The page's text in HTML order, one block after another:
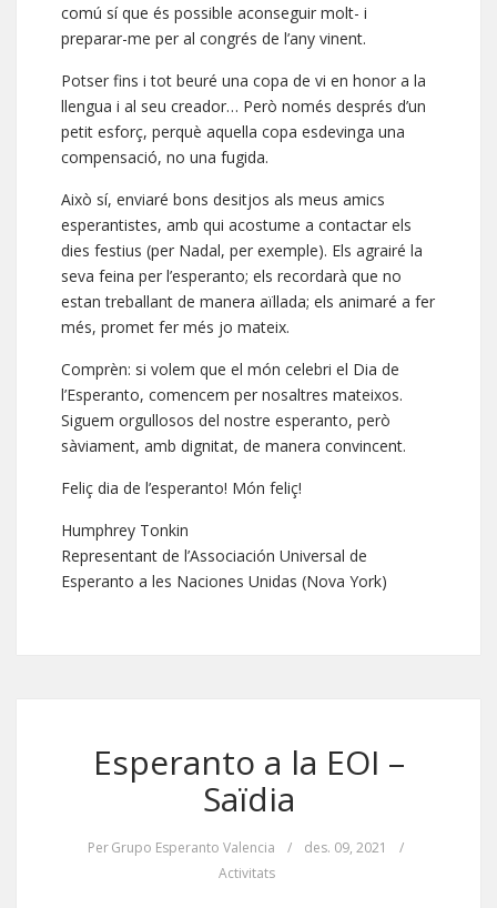
comú sí que és possible aconseguir molt- i
preparar-me per al congrés de l’any vinent.
Potser fins i tot beuré una copa de vi en honor a la
llengua i al seu creador… Però només després d’un
petit esforç, perquè aquella copa esdevinga una
compensació, no una fugida.
Això sí, enviaré bons desitjos als meus amics
esperantistes, amb qui acostume a contactar els
dies festius (per Nadal, per exemple). Els agrairé la
seva feina per l’esperanto; els recordarà que no
estan treballant de manera aïllada; els animaré a fer
més, promet fer més jo mateix.
Comprèn: si volem que el món celebri el Dia de
l’Esperanto, comencem per nosaltres mateixos.
Siguem orgullosos del nostre esperanto, però
sàviament, amb dignitat, de manera convincent.
Feliç dia de l’esperanto! Món feliç!
Humphrey Tonkin
Representant de l’Associación Universal de
Esperanto a les Naciones Unidas (Nova York)
Esperanto a la EOI –
Saïdia
PerGrupo Esperanto Valencia / des. 09, 2021
/
Activitats